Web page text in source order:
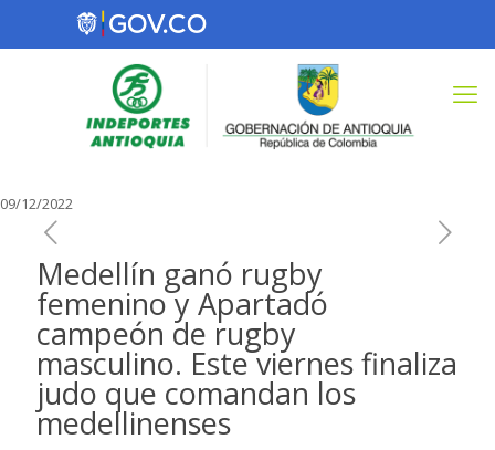
09/12/2022
Medellín ganó rugby
femenino y Apartadó
campeón de rugby
masculino. Este viernes finaliza
judo que comandan los
medellinenses